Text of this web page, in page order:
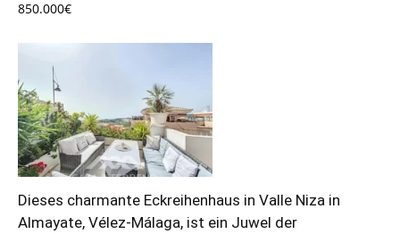
850.000€
Dieses charmante Eckreihenhaus in Valle Niza in
Almayate, Vélez-Málaga, ist ein Juwel der